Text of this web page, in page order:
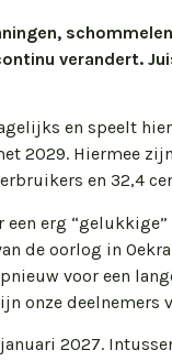
verandert.
en speelt
2029. Hiermee
en 32,4
erg
de oorlog in
voor een
onze deelnemers
2027.